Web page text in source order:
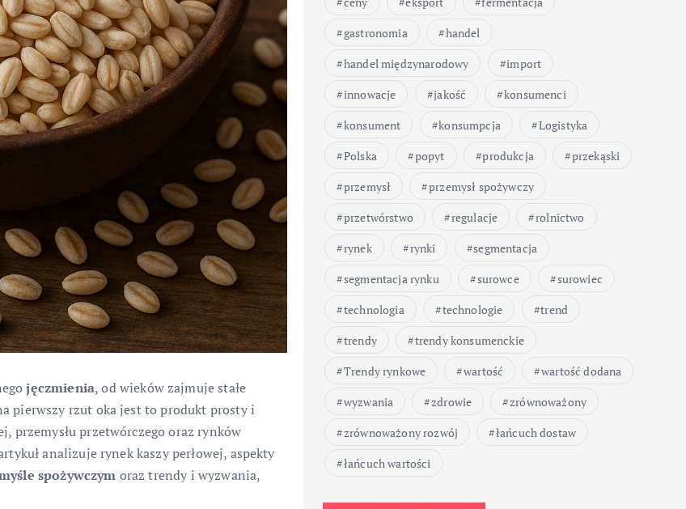
jęczmienia, od wieków zajmuje stałe
pierwszy rzut oka jest to produkt prosty i
przemysłu przetwórczego oraz rynków
analizuje rynek kaszy perłowej, aspekty
spożywczym oraz trendy i wyzwania,
gastronomia
handel
handel międzynarodowy
import
innowacje
jakość
konsumenci
konsument
konsumpcja
Logistyka
Polska
popyt produkcja
przekąski
przemysł
przemysł spożywczy
przetwórstwo
regulacje
rolnictwo
rynek
rynki
segmentacja
segmentacja rynku
surowce
surowiec
technologia
technologie
trend
trendy
trendy konsumenckie
Trendy rynkowe
wartość
wartość dodana
wyzwania
zdrowie
zrównoważony
zrównoważony rozwój
łańcuch dostaw
łańcuch wartości